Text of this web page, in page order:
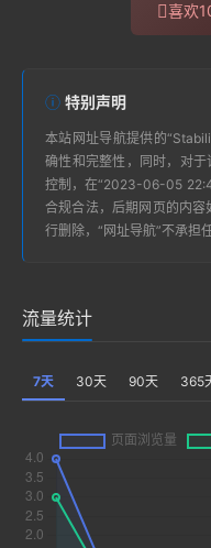
喜欢
特别声明
本站 网址导航提供的“
确性和完整性，同时，对
控制，在“2023-06-05
合规合法，后期网页的内
行删除，“ 网址导航”不承担
流量统计
7天 30天 90天 365